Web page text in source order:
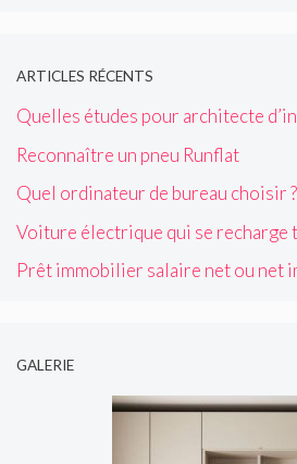
ARTICLES RÉCENTS
Quelles études pour architecte
Reconnaître un pneu Runflat
Quel ordinateur de bureau choisir ?
Voiture électrique qui se recharge
Prêt immobilier salaire net ou net
GALERIE